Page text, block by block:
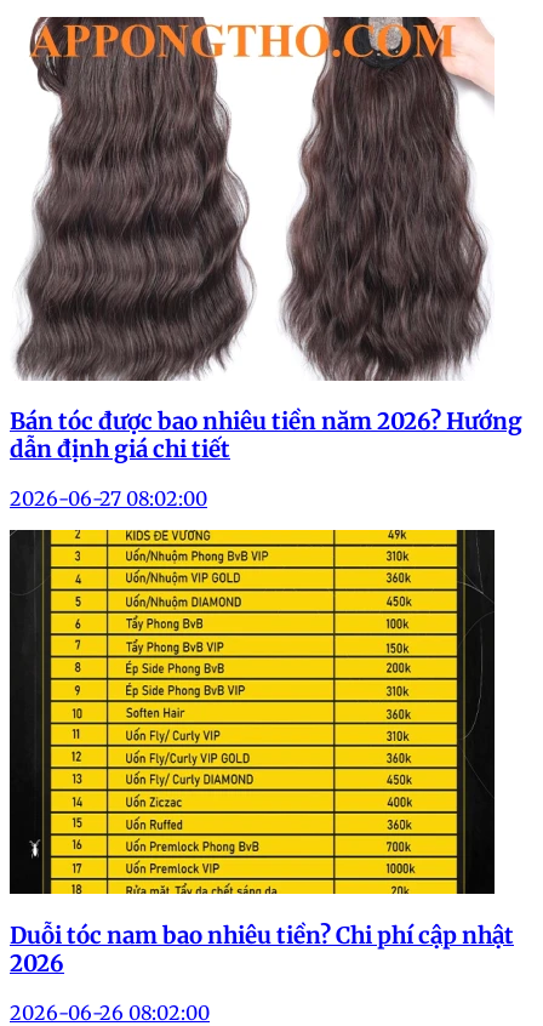
Bán tóc được bao nhiêu tiền năm 2026? Hướng
dẫn định giá chi tiết
2026-06-27 08:02:00
Duỗi tóc nam bao nhiêu tiền? Chi phí cập nhật
2026
2026-06-26 08:02:00